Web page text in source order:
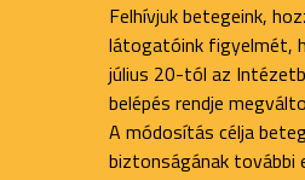
Felhívjuk betegeink,
látogatóink figyelmét,
július 20-tól az
belépés rendje
A módosítás célja
biztonságának további